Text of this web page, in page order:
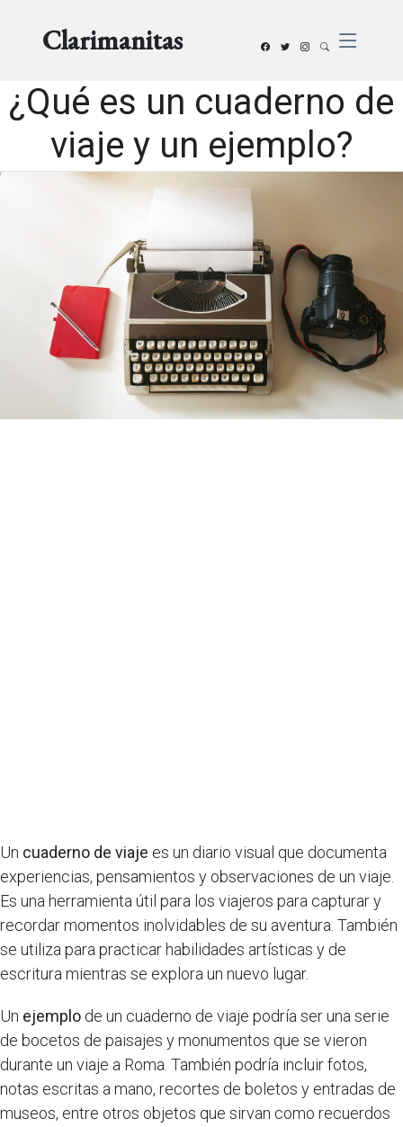
Clarimanitas
¿Qué es un cuaderno de
viaje y un ejemplo?
Un cuaderno de viaje es un diario visual que documenta
experiencias, pensamientos y observaciones de un viaje.
Es una herramienta útil para los viajeros para capturar y
recordar momentos inolvidables de su aventura. También
se utiliza para practicar habilidades artísticas y de
escritura mientras se explora un nuevo lugar.
Un ejemplo de un cuaderno de viaje podría ser una serie
de bocetos de paisajes y monumentos que se vieron
durante un viaje a Roma. También podría incluir fotos,
notas escritas a mano, recortes de boletos y entradas de
museos, entre otros objetos que sirvan como recuerdos